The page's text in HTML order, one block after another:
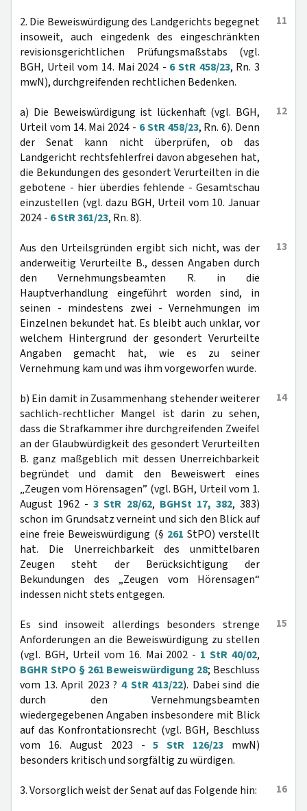
11
2. Die Beweiswürdigung des Landgerichts begegnet
insoweit, auch eingedenk des eingeschränkten
revisionsgerichtlichen Prüfungsmaßstabs (vgl.
BGH, Urteil vom 14. Mai 2024 - 6 StR 458/23, Rn. 3
mwN), durchgreifenden rechtlichen Bedenken.
12
a) Die Beweiswürdigung ist lückenhaft (vgl. BGH,
Urteil vom 14. Mai 2024 - 6 StR 458/23, Rn. 6). Denn
der Senat kann nicht überprüfen, ob das
Landgericht rechtsfehlerfrei davon abgesehen hat,
die Bekundungen des gesondert Verurteilten in die
gebotene - hier überdies fehlende - Gesamtschau
einzustellen (vgl. dazu BGH, Urteil vom 10. Januar
2024 - 6 StR 361/23, Rn. 8).
13
Aus den Urteilsgründen ergibt sich nicht, was der
anderweitig Verurteilte B., dessen Angaben durch
den Vernehmungsbeamten R. in die
Hauptverhandlung eingeführt worden sind, in
seinen - mindestens zwei - Vernehmungen im
Einzelnen bekundet hat. Es bleibt auch unklar, vor
welchem Hintergrund der gesondert Verurteilte
Angaben gemacht hat, wie es zu seiner
Vernehmung kam und was ihm vorgeworfen wurde.
14
b) Ein damit in Zusammenhang stehender weiterer
sachlich-rechtlicher Mangel ist darin zu sehen,
dass die Strafkammer ihre durchgreifenden Zweifel
an der Glaubwürdigkeit des gesondert Verurteilten
B. ganz maßgeblich mit dessen Unerreichbarkeit
begründet und damit den Beweiswert eines
„Zeugen vom Hörensagen” (vgl. BGH, Urteil vom 1.
August 1962 -3 StR 28/62, BGHSt 17, 382, 383)
schon im Grundsatz verneint und sich den Blick auf
eine freie Beweiswürdigung (§ 261 StPO) verstellt
hat. Die Unerreichbarkeit des unmittelbaren
Zeugen steht der Berücksichtigung der
Bekundungen des „Zeugen vom Hörensagen“
indessen nicht stets entgegen.
15
Es sind insoweit allerdings besonders strenge
Anforderungen an die Beweiswürdigung zu stellen
(vgl. BGH, Urteil vom 16. Mai 2002 - 1 StR 40/02,
BGHR StPO § 261 Beweiswürdigung 28; Beschluss
vom 13. April 2023 ? 4 StR 413/22). Dabei sind die
durch den Vernehmungsbeamten
wiedergegebenen Angaben insbesondere mit Blick
auf das Konfrontationsrecht (vgl. BGH, Beschluss
vom 16. August 2023 -5 StR 126/23 mwN)
besonders kritisch und sorgfältig zu würdigen.
16
3. Vorsorglich weist der Senat auf das Folgende hin: